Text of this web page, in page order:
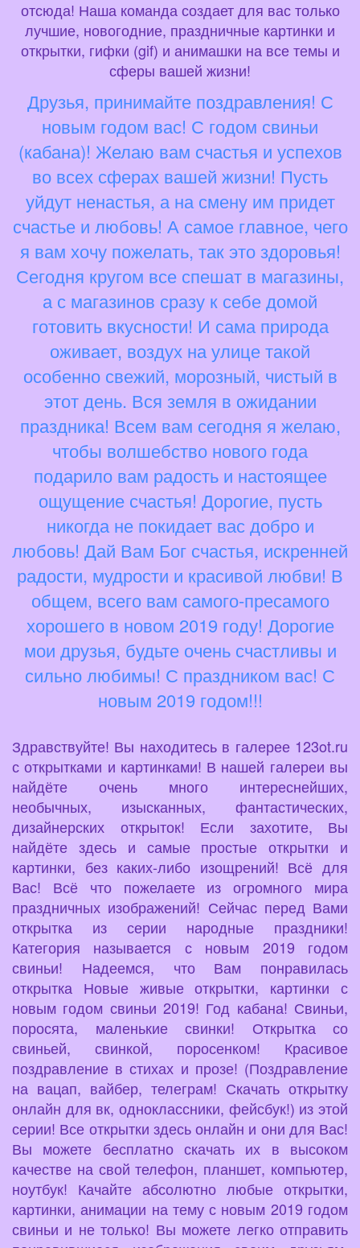
отсюда! Наша команда создает для вас только
лучшие, новогодние, праздничные картинки и
открытки, гифки (gif) и анимашки на все темы и
сферы вашей жизни!
Друзья, принимайте поздравления! С
новым годом вас! С годом свиньи
(кабана)! Желаю вам счастья и успехов
во всех сферах вашей жизни! Пусть
уйдут ненастья, а на смену им придет
счастье и любовь! А самое главное, чего
я вам хочу пожелать, так это здоровья!
Сегодня кругом все спешат в магазины,
а с магазинов сразу к себе домой
готовить вкусности! И сама природа
оживает, воздух на улице такой
особенно свежий, морозный, чистый в
этот день. Вся земля в ожидании
праздника! Всем вам сегодня я желаю,
чтобы волшебство нового года
подарило вам радость и настоящее
ощущение счастья! Дорогие, пусть
никогда не покидает вас добро и
любовь! Дай Вам Бог счастья, искренней
радости, мудрости и красивой любви! В
общем, всего вам самого-пресамого
хорошего в новом 2019 году! Дорогие
мои друзья, будьте очень счастливы и
сильно любимы! С праздником вас! С
новым 2019 годом!!!
Здравствуйте! Вы находитесь в галерее 123ot.ru
с открытками и картинками! В нашей галереи вы
найдёте очень много интереснейших,
необычных, изысканных, фантастических,
дизайнерских открыток! Если захотите, Вы
найдёте здесь и самые простые открытки и
картинки, без каких-либо изощрений! Всё для
Вас! Всё что пожелаете из огромного мира
праздничных изображений! Сейчас перед Вами
открытка из серии народные праздники!
Категория называется с новым 2019 годом
свиньи! Надеемся, что Вам понравилась
открытка Новые живые открытки, картинки с
новым годом свиньи 2019! Год кабана! Свиньи,
поросята, маленькие свинки! Открытка со
свиньей, свинкой, поросенком! Красивое
поздравление в стихах и прозе! (Поздравление
на вацап, вайбер, телеграм! Скачать открытку
онлайн для вк, одноклассники, фейсбук!) из этой
серии! Все открытки здесь онлайн и они для Вас!
Вы можете бесплатно скачать их в высоком
качестве на свой телефон, планшет, компьютер,
ноутбук! Качайте абсолютно любые открытки,
картинки, анимации на тему с новым 2019 годом
свиньи и не только! Вы можете легко отправить